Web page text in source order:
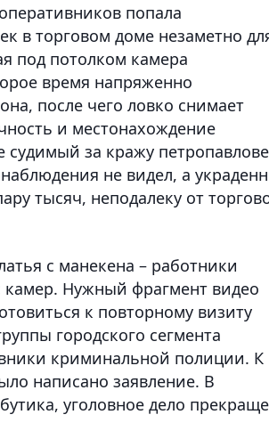
попала
в торговом доме незаметно
под потолком камера
время напряженно
после чего ловко снимает
и местонахождение
судимый за кражу
не видел, а
тысяч, неподалеку от
с манекена – работники
камер. Нужный фрагмент видео
к повторному визиту
городского сегмента
криминальной полиции. К
написано заявление. В
уголовное дело